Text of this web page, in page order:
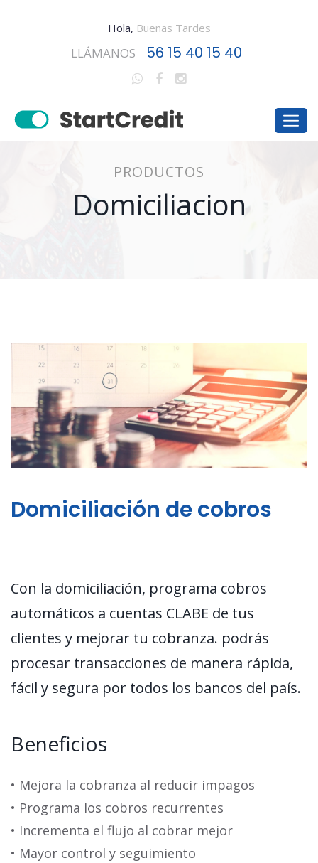
Hola, Buenas Tardes
LLÁMANOS 56 15 40 15 40
PRODUCTOS
Domiciliacion
Domiciliación de cobros
Con la domiciliación, programa cobros
automáticos a cuentas CLABE de tus
clientes y mejorar tu cobranza. podrás
procesar transacciones de manera rápida,
fácil y segura por todos los bancos del país.
Beneficios
• Mejora la cobranza al reducir impagos
• Programa los cobros recurrentes
• Incrementa el flujo al cobrar mejor
• Mayor control y seguimiento